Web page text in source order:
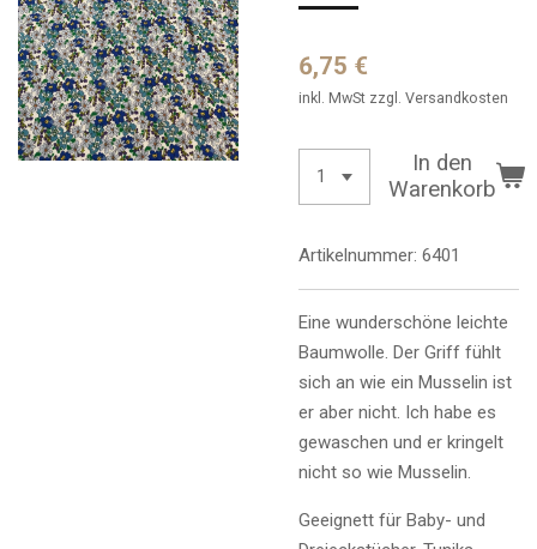
6,75 €
inkl. MwSt zzgl. Versandkosten
In den
Warenkorb
Artikelnummer: 6401
Eine wunderschöne leichte
Baumwolle. Der Griff fühlt
sich an wie ein Musselin ist
er aber nicht. Ich habe es
gewaschen und er kringelt
nicht so wie Musselin.
Geeignett für Baby- und